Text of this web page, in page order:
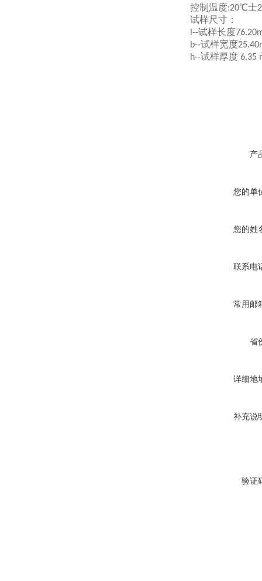
控制温度:20℃士2
试样尺寸：
l--试样长度
b--试样宽度
h--试样厚度 6.35
产
您的单
您的姓
联系电
常用邮
省
详细地
补充说
验证